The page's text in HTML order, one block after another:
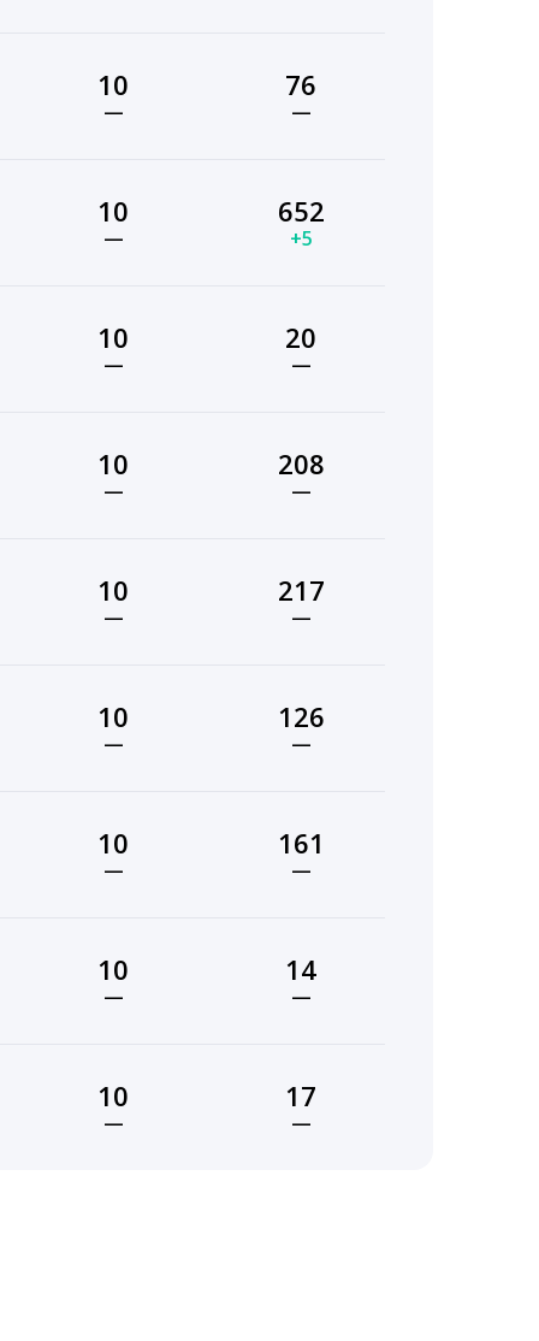
10
—
76
—
10
—
652
+5
10
—
20
—
10
—
208
—
10
—
217
—
10
—
126
—
10
—
161
—
10
—
14
—
10
—
17
—